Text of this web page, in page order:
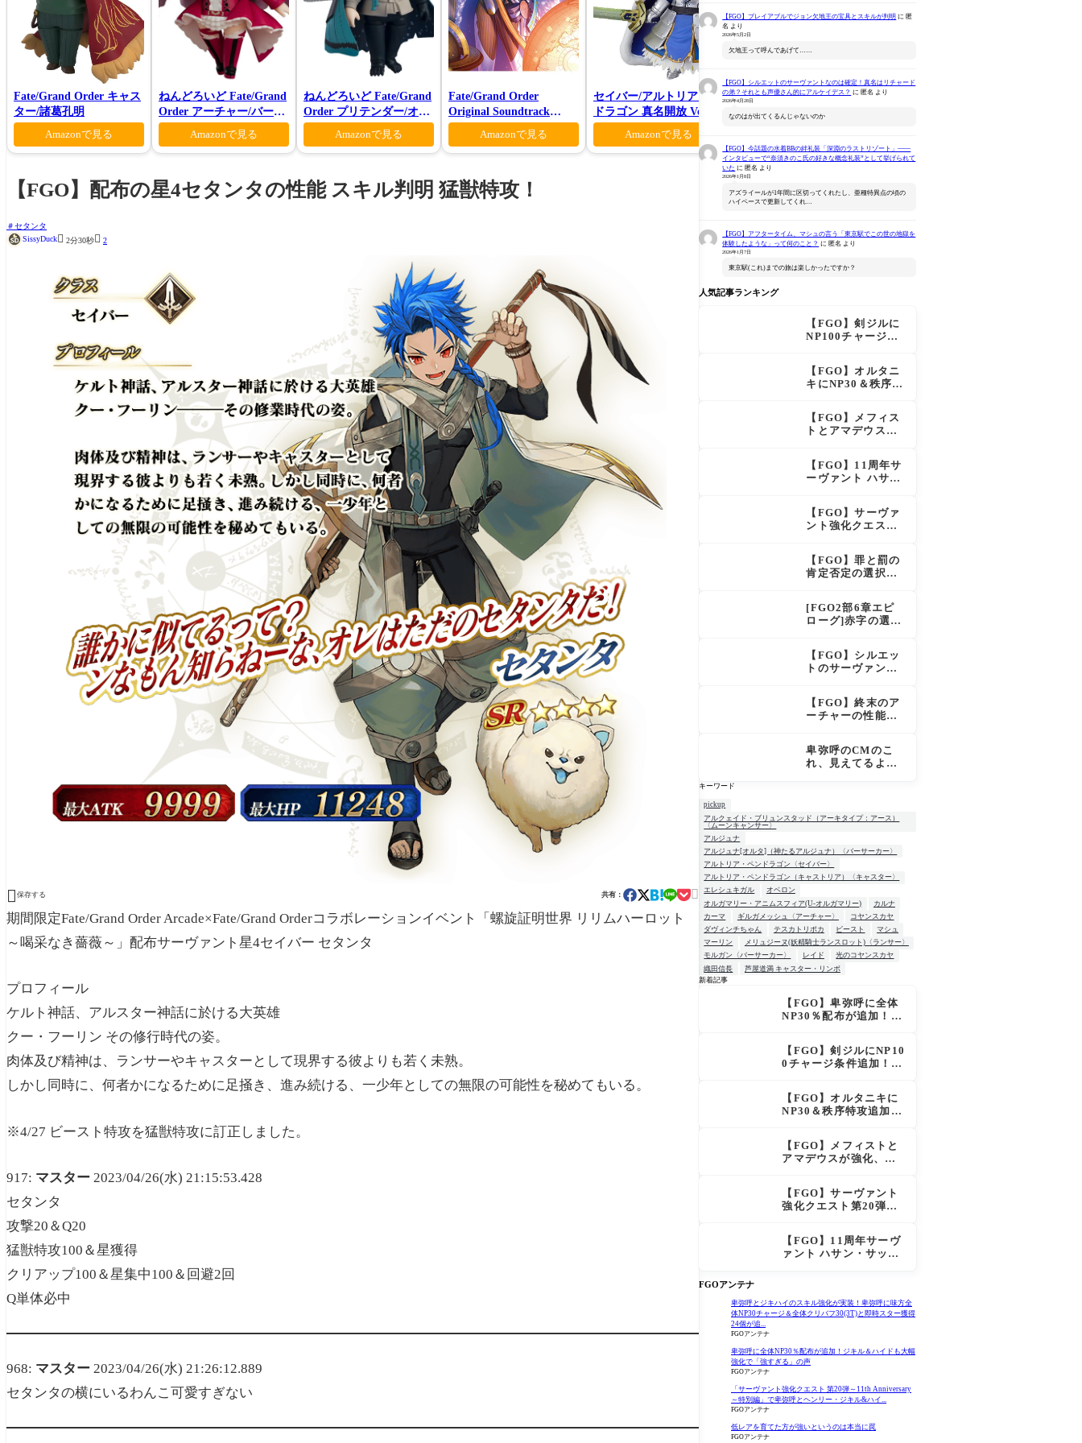
Fate/Grand Order キャス
ター/諸葛孔明
Amazonで見る
ねんどろいど Fate/Grand
Order アーチャー/バーヴ
ァン シー
Amazonで見る
ねんどろいど Fate/Grand
Order プリテンダー/オベ
ロン ヴォーティガーン
Amazonで見る
Fate/Grand Order
Original Soundtrack
VI(初回仕様限定盤)
Amazonで見る
セイバー/アルトリア ペン
ドラゴン 真名開放 Ver.
Amazonで見る
Fate/Grand Order
Original Soundtrack Ⅶ
ねんどろいど Fate/Grand
【FGO】配布の星4セタンタの性能 スキル判明 猛獣特攻！
セタンタ
SissyDuck 2分30秒 2
 保存する 共有：

期間限定Fate/Grand Order Arcade×Fate/Grand Orderコラボレーションイベント「螺旋証明世界 リリムハーロット
～喝采なき薔薇～」配布サーヴァント星4セイバー セタンタ
プロフィール
ケルト神話、アルスター神話に於ける大英雄
クー・フーリン その修行時代の姿。
肉体及び精神は、ランサーやキャスターとして現界する彼よりも若く未熟。
しかし同時に、何者かになるために足掻き、進み続ける、一少年としての無限の可能性を秘めてもいる。
※4/27 ビースト特攻を猛獣特攻に訂正しました。
917: マスター 2023/04/26(水) 21:15:53.428
セタンタ
攻撃20＆Q20
猛獣特攻100＆星獲得
クリアップ100＆星集中100＆回避2回
Q単体必中
968: マスター 2023/04/26(水) 21:26:12.889
セタンタの横にいるわんこ可愛すぎない
【FGO】プレイアブルでジョン欠地王の宝具とスキルが判明 に 匿
名 より
2026年5月2日
欠地王って呼んであげて……
【FGO】シルエットのサーヴァントなのは確定！真名はリチャード
の弟？それとも声優さん的にアルケイデス？ に 匿名 より
2026年4月28日
なのはが出てくるんじゃないのか
【FGO】今話題の水着BBの絆礼装「深淵のラストリゾート」――
インタビューで“奈須きのこ氏の好きな概念礼装”として挙げられて
いた に 匿名 より
2026年1月8日
アズライールが1年間に区切ってくれたし、亜種特異点の頃の
ハイペースで更新してくれ…
【FGO】アフタータイム、マシュの言う「東京駅でこの世の地獄を
体験したような」って何のこと？ に 匿名 より
2026年1月7日
東京駅(これ)までの旅は楽しかったですか？
人気記事ランキング
【FGO】剣ジルに
NP100チャージ条
きく強化
【FGO】オルタニ
キにNP30＆秩序特
え？！レオニダス
も超強化で「低レ
アとは思えない」
【FGO】メフィス
トとアマデウスが
強すぎ！？NP20配
布＆Arts44％強化
に「最強でワロ
【FGO】11周年サ
ーヴァント ハサ
ズライール)の性能
と霊基再臨
【FGO】サーヴァ
ント強化クエスト
にNP30追加、ファ
ントムも大幅強化
【FGO】罪と罰の
肯定否定の選択肢
[FGO2部6章エピ
ローグ]赤字の選択
スキップ不可選択
肢でオベロンを疑
う選択肢を選ぶと
さ？）が上がり出
てくる
【FGO】シルエッ
トのサーヴァント
はリチャードの
弟？それとも声優
さん的にアルケイ
【FGO】終末のア
ーチャーの性能と
短縮＋NP50配布に
マスター騒然「普
通に強い」「サポ
卑弥呼のCMのこ
れ、見えてるよ
キーワード
pickup
アルクェイド・ブリュンスタッド（アーキタイプ：アース）
〈ムーンキャンサー〉
アルジュナ
アルジュナ[オルタ]（神たるアルジュナ）〈バーサーカー〉
アルトリア・ペンドラゴン〈セイバー〉
アルトリア・ペンドラゴン（キャストリア）〈キャスター〉
エレシュキガル
オベロン
オルガマリー・アニムスフィア(U-オルガマリー)
カルナ
カーマ
ギルガメッシュ〈アーチャー〉
コヤンスカヤ
ダヴィンチちゃん
テスカトリポカ ビースト
マシュ
マーリン
メリュジーヌ(妖精騎士ランスロット)〈ランサー〉
モルガン〈バーサーカー〉
レイド
光のコヤンスカヤ
織田信長
芦屋道満 キャスター・リンボ
新着記事
【FGO】卑弥呼に全体
NP30％配布が追加！ジ
【FGO】剣ジルにNP10
0チャージ条件追加！術
【FGO】オルタニキに
NP30＆秩序特攻追加で
とは思えない」の反響
【FGO】メフィストと
アマデウスが強化、ア
に「最強でワロタ」の
声
【FGO】サーヴァント
強化クエスト第20弾！
【FGO】11周年サーヴ
ァント ハサン・サッバ
FGOアンテナ
卑弥呼とジキハイのスキル強化が実装！卑弥呼に味方全
体NP30チャージ＆全体クリバフ30(3T)と即時スター獲得
24個が追...
FGOアンテナ
卑弥呼に全体NP30％配布が追加！ジキル＆ハイドも大幅
強化で「強すぎる」の声
FGOアンテナ
「サーヴァント強化クエスト 第20弾～11th Anniversary
～特別編」で卑弥呼とヘンリー・ジキル&ハイ...
FGOアンテナ
低レアを育てた方が強いというのは本当に罠
FGOアンテナ